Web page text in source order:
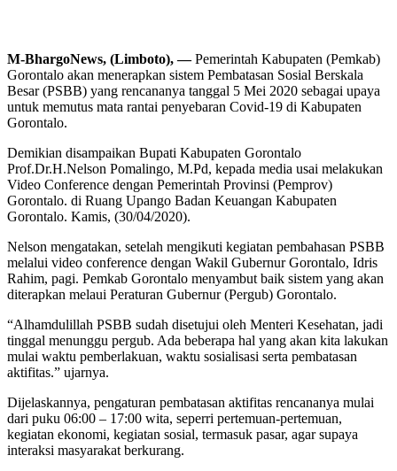
M-BhargoNews, (Limboto), —Pemerintah Kabupaten (Pemkab)
Gorontalo akan menerapkan sistem Pembatasan Sosial Berskala
Besar (PSBB) yang rencananya tanggal 5 Mei 2020 sebagai upaya
untuk memutus mata rantai penyebaran Covid-19 di Kabupaten
Gorontalo.
Demikian disampaikan Bupati Kabupaten Gorontalo
Prof.Dr.H.Nelson Pomalingo, M.Pd, kepada media usai melakukan
Video Conference dengan Pemerintah Provinsi (Pemprov)
Gorontalo. di Ruang Upango Badan Keuangan Kabupaten
Gorontalo. Kamis, (30/04/2020).
Nelson mengatakan, setelah mengikuti kegiatan pembahasan PSBB
melalui video conference dengan Wakil Gubernur Gorontalo, Idris
Rahim, pagi. Pemkab Gorontalo menyambut baik sistem yang akan
diterapkan melaui Peraturan Gubernur (Pergub) Gorontalo.
“Alhamdulillah PSBB sudah disetujui oleh Menteri Kesehatan, jadi
tinggal menunggu pergub. Ada beberapa hal yang akan kita lakukan
mulai waktu pemberlakuan, waktu sosialisasi serta pembatasan
aktifitas.” ujarnya.
Dijelaskannya, pengaturan pembatasan aktifitas rencananya mulai
dari puku 06:00 – 17:00 wita, seperri pertemuan-pertemuan,
kegiatan ekonomi, kegiatan sosial, termasuk pasar, agar supaya
interaksi masyarakat berkurang.